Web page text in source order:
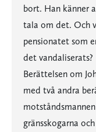
bort. Han känner
tala om det. Och
pensionatet som
det vandaliserats?
Berättelsen om
med två andra
gränsskogarna